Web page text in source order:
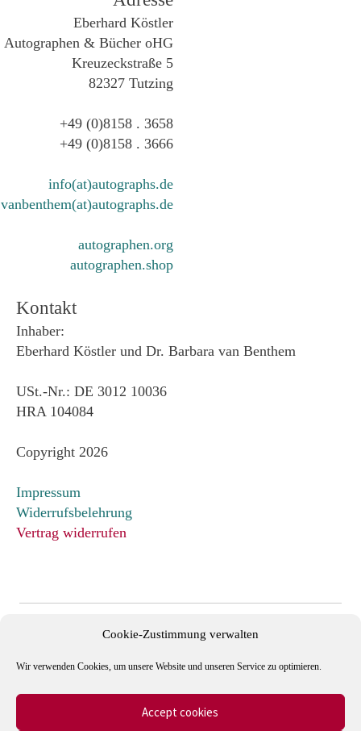
Cookie-Zustimmung verwalten
Wir verwenden Cookies, um unsere Website und unseren Service zu optimieren.
Accept cookies
Eberhard Köstler
Autographen & Bücher oHG
Kreuzeckstraße 5
82327 Tutzing
+49 (0)8158 . 3658
+49 (0)8158 . 3666
info(at)autographs.de
vanbenthem(at)autographs.de
autographen.org
autographen.shop
Kontakt
Inhaber:
Eberhard Köstler und Dr. Barbara van Benthem
USt.-Nr.: DE 3012 10036
HRA 104084
Copyright 2026
Impressum
Widerrufsbelehrung
Vertrag widerrufen